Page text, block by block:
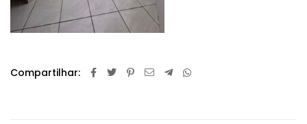
Compartilhar: